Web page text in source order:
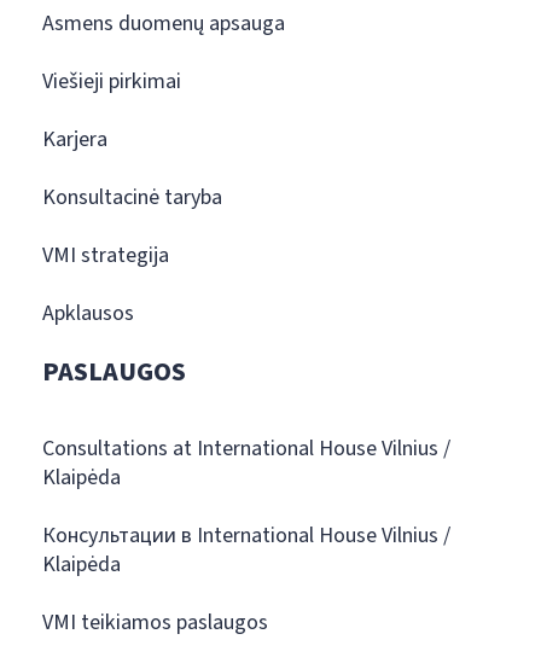
Asmens duomenų apsauga
Viešieji pirkimai
Karjera
Konsultacinė taryba
VMI strategija
Apklausos
PASLAUGOS
Consultations at International House Vilnius /
Klaipėda
Консультации в International House Vilnius /
Klaipėda
VMI teikiamos paslaugos